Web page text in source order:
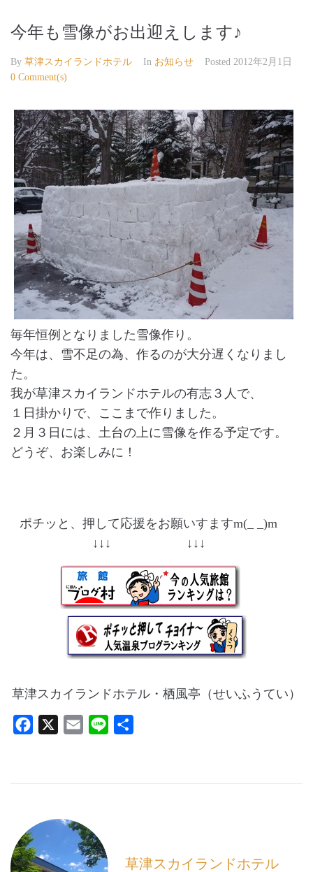
今年も雪像がお出迎えします♪
By 草津スカイランドホテル In お知らせ Posted 2012年2月1日
0 Comment(s)
毎年恒例となりました雪像作り。
今年は、雪不足の為、作るのが大分遅くなりまし
た。
我が草津スカイランドホテルの有志３人で、
１日掛かりで、ここまで作りました。
２月３日には、土台の上に雪像を作る予定です。
どうぞ、お楽しみに！
ポチッと、押して応援をお願いすますm(_ _)m
↓↓↓ ↓↓↓
草津スカイランドホテル・栖風亭（せいふうてい）
o
o
k
草津スカイランドホテル